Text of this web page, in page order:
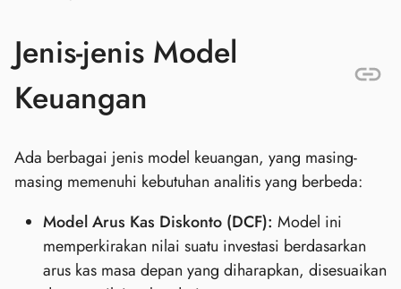
Jenis-jenis Model
Keuangan
Ada berbagai jenis model keuangan, yang masing-
masing memenuhi kebutuhan analitis yang berbeda:
Model Arus Kas Diskonto (DCF): Model ini
memperkirakan nilai suatu investasi berdasarkan
arus kas masa depan yang diharapkan, disesuaikan